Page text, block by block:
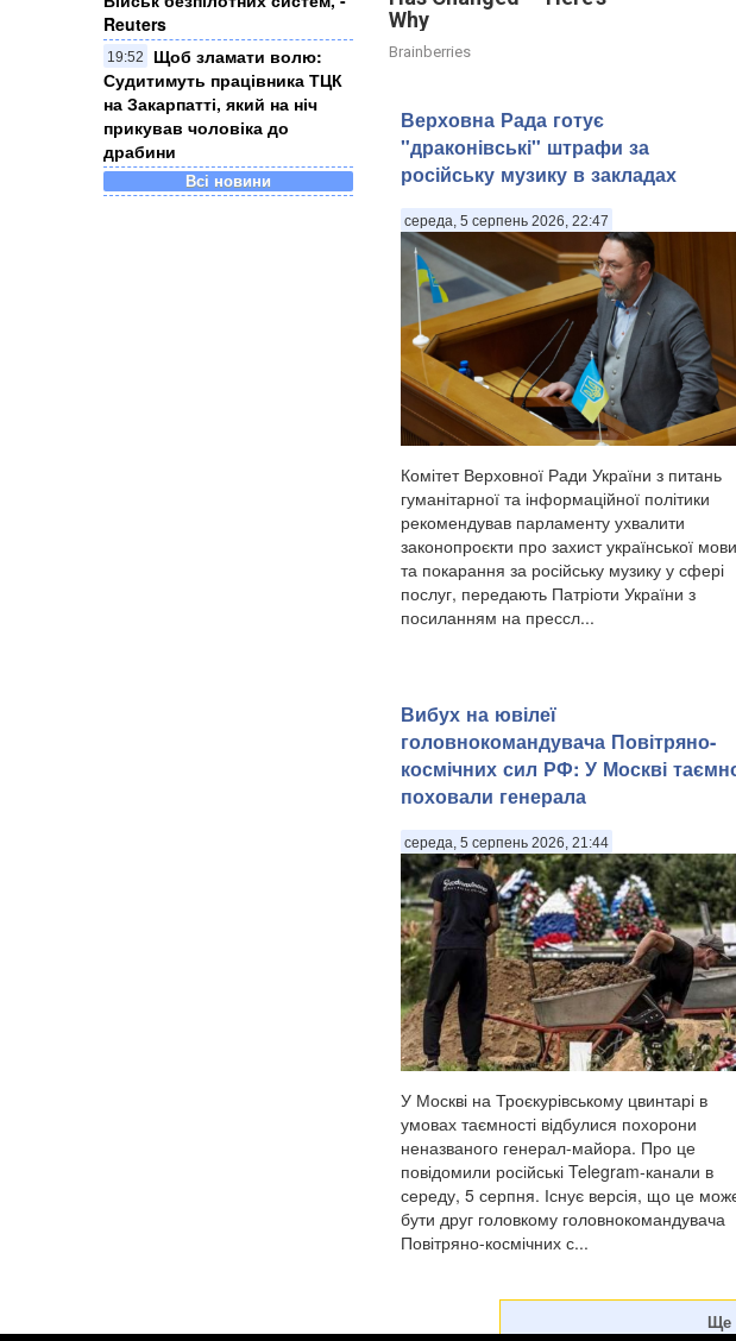
Reuters
19:52
Щоб зламати волю:
Судитимуть працівника ТЦК
на Закарпатті, який на ніч
прикував чоловіка до
драбини
Всі новини
Why
Brainberries
Верховна Рада готує
"драконівські" штрафи за
російську музику в закладах
середа, 5 серпень 2026, 22:47
Комітет Верховної Ради України з питань
гуманітарної та інформаційної політики
рекомендував парламенту ухвалити
законопроєкти про захист української мови
та покарання за російську музику у сфері
послуг, передають Патріоти України з
посиланням на прессл...
Вибух на ювілеї
головнокомандувача Повітряно-
космічних сил РФ: У Москві
поховали генерала
середа, 5 серпень 2026, 21:44
У Москві на Троєкурівському цвинтарі в
умовах таємності відбулися похорони
неназваного генерал-майора. Про це
повідомили російські Telegram-канали в
середу, 5 серпня. Існує версія, що це
бути друг головкому головнокомандувача
Повітряно-космічних с...